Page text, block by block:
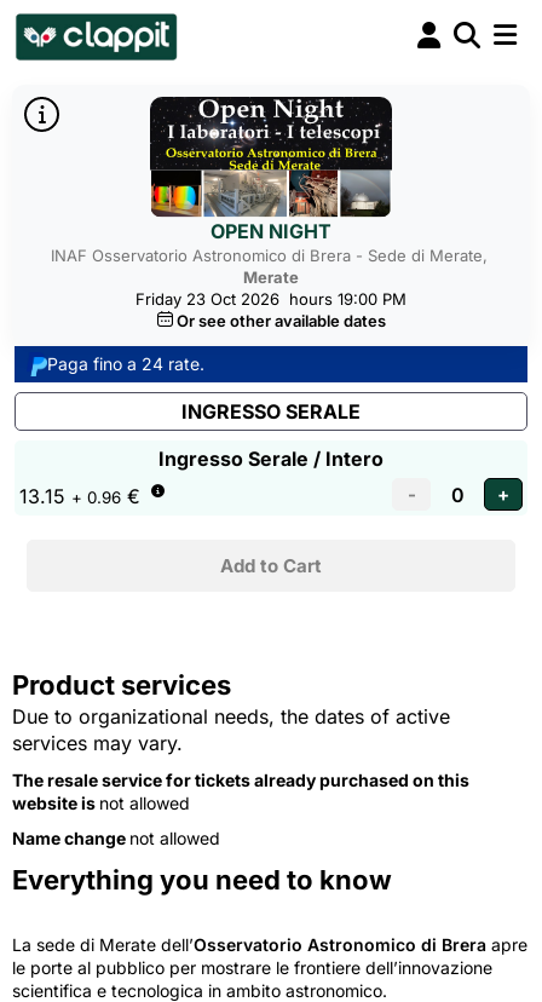
OPEN NIGHT
INAF Osservatorio Astronomico di Brera - Sede di Merate,
Merate
Friday 23 Oct 2026 hours 19:00 PM
Or see other available dates
Paga fino a 24 rate.
INGRESSO SERALE
Ingresso Serale / Intero
13.15 + 0.96 €
Product services
Due to organizational needs, the dates of active
services may vary.
The resale service for tickets already purchased on this
website is not allowed
Name change not allowed
Everything you need to know
La sede di Merate dell’Osservatorio Astronomico di Brera apre
le porte al pubblico per mostrare le frontiere dell’innovazione
scientifica e tecnologica in ambito astronomico.